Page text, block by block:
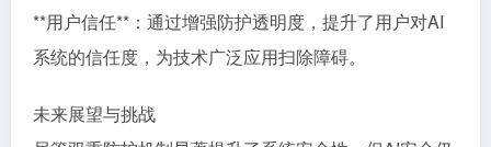
**用户信任**：通过增强防护透明度，提升了用户对AI
系统的信任度，为技术广泛应用扫除障碍。
未来展望与挑战